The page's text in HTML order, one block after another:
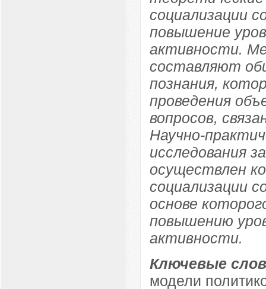
социализации
повышение
активности.
составляют
познания,
проведения
вопросов,
Научно-
исследования
осуществлен
социализации
основе
повышению
активности.
Ключевые
модели